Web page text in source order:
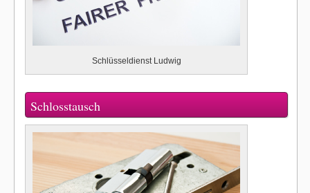
Schlüsseldienst Ludwig
Schlosstausch